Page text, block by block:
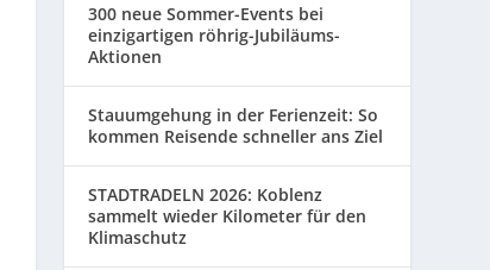
300 neue Sommer-Events bei
einzigartigen röhrig-Jubiläums-
Aktionen
Stauumgehung in der Ferienzeit: So
kommen Reisende schneller ans Ziel
STADTRADELN 2026: Koblenz
sammelt wieder Kilometer für den
Klimaschutz